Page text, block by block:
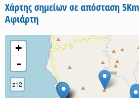
Χάρτης σημείων σε απόσταση
Αφιάρτη
+
-
z12